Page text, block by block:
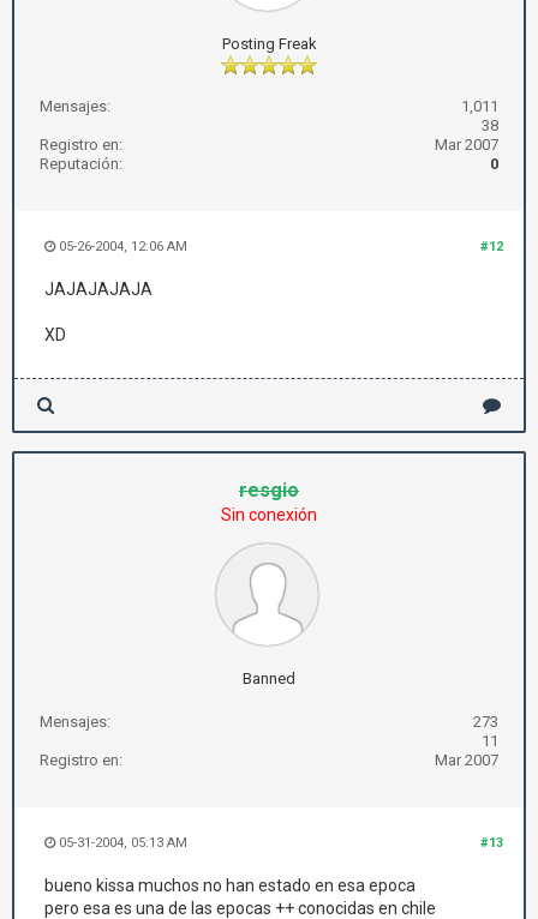
Posting Freak
Mensajes:
1,011
38
Registro en:
Mar 2007
Reputación:
0
#12
05-26-2004, 12:06 AM
JAJAJAJAJA
XD
resgio
Sin conexión
Banned
Mensajes:
273
11
Registro en:
Mar 2007
#13
05-31-2004, 05:13 AM
bueno kissa muchos no han estado en esa epoca
pero esa es una de las epocas ++ conocidas en chile